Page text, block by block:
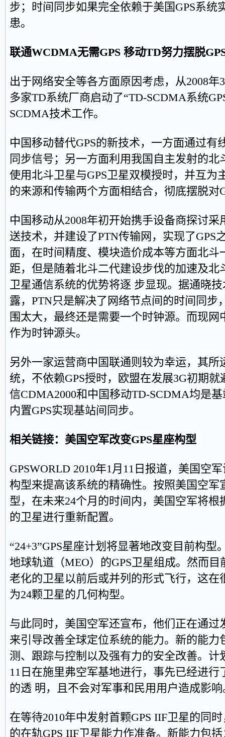
步；时间同步如果完全依赖于美国GPS系统
患。
联通WCDMA无需GPS 移动TD努力摆脱
出于网络安全等各方面原因考虑，从2008
多家TD系统厂商启动了“TD-SCDMA系统
SCDMA技术工作。
中国移动替代GPS的新技术，一方面通过有
同步信号；另一方面利用我国自主发射的
使用北斗卫星与GPS卫星双模授时，并互为
的来源和传输两个方面相结合，彻底摆脱对
中国移动从2008年初开始携手设备商探讨采
送技术，并建设了PTN传输网，实现了GPS
面，在时间精度、模块造价成本等方面北斗
距，但是随着北斗二代建设步伐的加速及北
卫星通信系统的优势将逐 步显现。据通晓
露，PTN只是解决了网络节点间的时间同步
围太大，最终还是需要一个时钟源。而现网
作为时钟源头。
另外一家运营商中国联通则较为幸运，其
统，不依赖GPS授时，欧盟在发展3G初期
信CDMA2000和中国移动TD-SCDMA均是
内置GPS实现基站间同步。
相关链接：美国空军改变GPS星座构型
GPSWORLD 2010年1月11日报道，美国空
构型来提高该系统的精确性。按照美国空军
型，在未来24个月的时间内，美国空军将
的卫星进行重新配置。
“24+3”GPS星座计划将显著地改变目前构型
地球轨道（MEO）的GPS卫星组成。然而
老化的卫星以前后或并列的形式飞行，这在
为24颗卫星的几何构型。
与此同时，美国空军还宣布，他们正在通过
来引导改善全球定位系统的能力。新的能力
测、跟踪与控制以及强有力的安全改善。计
11日在施里弗空军基地进行，事先已经进
的透 明，且不会对军事和民用用户造成影响
在等待2010年中发射首颗GPS IIF卫星的同
的在轨GPS IIF卫星能力作准备。新能力包